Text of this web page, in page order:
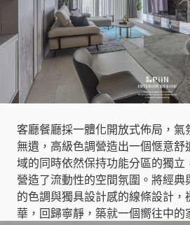
客廳餐廳採一體化開放式佈局，氣
無遺，高級色調營造出一個愜意舒
域的同時依然保持功能分區的獨立
營造了流動性的空間氛圍。將經典
的色調與獨具設計感的線條設計，
華，回歸寧靜，築就一個嚮往中的